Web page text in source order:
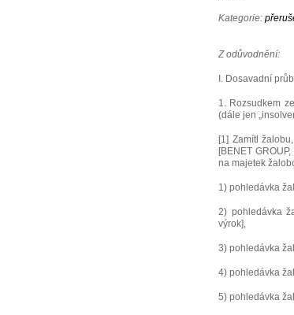
Kategorie:
Z odůvodnění:
I. Dosavadní
1. Rozsudkem
(dále jen
[1] Zamítl
[BENET
na majetek
1) pohledávka
2) pohledávka
výrok],
3) pohledávka
4) pohledávka
5) pohledávka